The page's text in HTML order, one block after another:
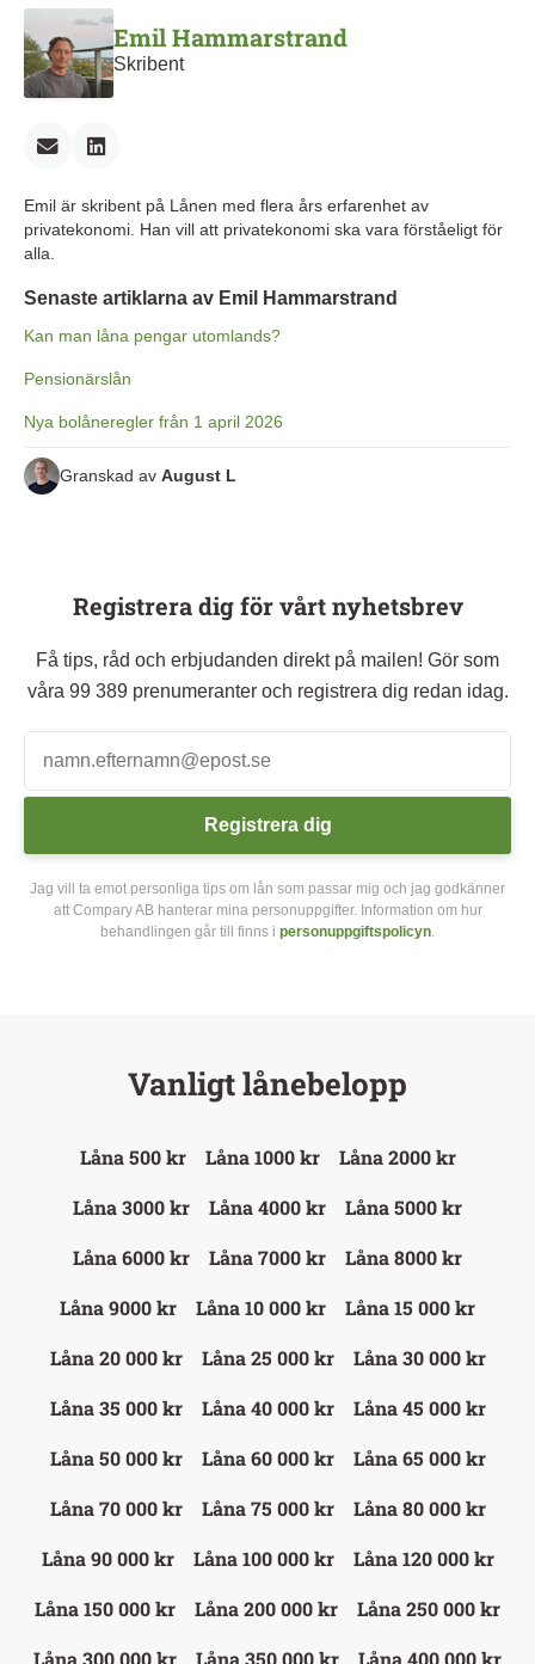
Emil Hammarstrand
Skribent
Emil är skribent på Lånen med flera års erfarenhet av
privatekonomi. Han vill att privatekonomi ska vara förståeligt för
alla.
Senaste artiklarna av Emil Hammarstrand
Kan man låna pengar utomlands?
Pensionärslån
Nya bolåneregler från 1 april 2026
Granskad av August L
Registrera dig för vårt nyhetsbrev
Få tips, råd och erbjudanden direkt på mailen! Gör som
våra 99 389 prenumeranter och registrera dig redan idag.
Registrera dig
Jag vill ta emot personliga tips om lån som passar mig och jag godkänner
att Compary AB hanterar mina personuppgifter. Information om hur
behandlingen går till finns i personuppgiftspolicyn
Vanligt lånebelopp
Låna 500 kr Låna 1000 kr
Låna 2000 kr
Låna 3000 kr
Låna 4000 kr
Låna 5000 kr
Låna 6000 kr
Låna 7000 kr
Låna 8000 kr
Låna 9000 kr
Låna 10 000 kr
Låna 15 000 kr
Låna 20 000 kr
Låna 25 000 kr
Låna 30 000 kr
Låna 35 000 kr
Låna 40 000 kr
Låna 45 000 kr
Låna 50 000 kr
Låna 60 000 kr
Låna 65 000 kr
Låna 70 000 kr
Låna 75 000 kr
Låna 80 000 kr
Låna 90 000 kr
Låna 100 000 kr
Låna 120 000 kr
Låna 150 000 kr
Låna 200 000 kr
Låna 250 000 kr
Låna 300 000 kr
Låna 350 000 kr
Låna 400 000 kr